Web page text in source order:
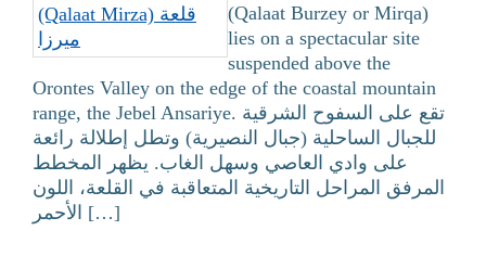
(Qalaat Burzey or Mirqa)
lies on a spectacular site
suspended above the
Orontes Valley on the edge of the coastal mountain
range, the Jebel Ansariye. تقع على السفوح الشرقية
للجبال الساحلية (جبال النصيرية) وتطل إطلالة رائعة
على وادي العاصي وسهل الغاب. يظهر المخطط
المرفق المراحل التاريخية المتعاقبة في القلعة، اللون
الأحمر […]